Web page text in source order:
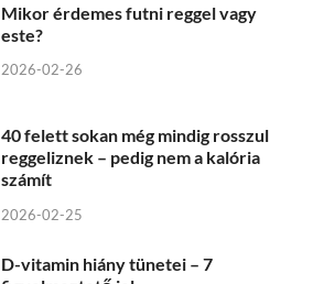
Mikor érdemes futni reggel vagy
este?
2026-02-26
40 felett sokan még mindig rosszul
reggeliznek – pedig nem a kalória
számít
2026-02-25
D-vitamin hiány tünetei – 7